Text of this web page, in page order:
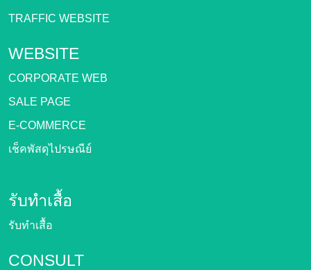
TRAFFIC WEBSITE
WEBSITE
CORPORATE WEB
SALE PAGE
E-COMMERCE
เช็คพัสดุไปรษณีย์
รับทำเสื้อ
รับทำเสื้อ
CONSULT